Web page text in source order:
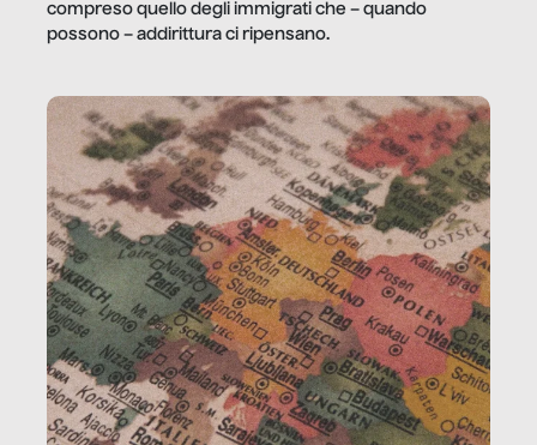
compreso quello degli immigrati che – quando
possono – addirittura ci ripensano.